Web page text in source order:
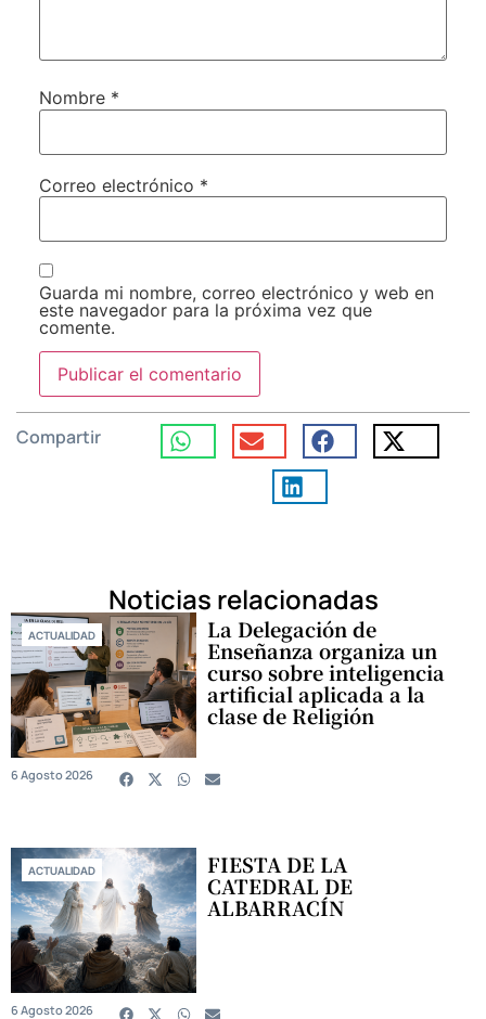
Nombre *
Correo electrónico *
Guarda mi nombre, correo electrónico y web en
este navegador para la próxima vez que
comente.
Compartir
Noticias relacionadas
ACTUALIDAD La Delegación de
Enseñanza organiza un
curso sobre inteligencia
artificial aplicada a la
clase de Religión
6 Agosto 2026
ACTUALIDAD FIESTA DE LA
CATEDRAL DE
ALBARRACÍN
6 Agosto 2026